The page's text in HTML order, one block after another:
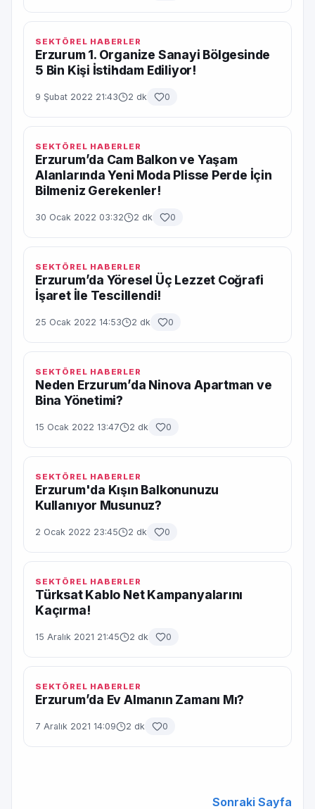
SEKTÖREL HABERLER
Erzurum 1. Organize Sanayi Bölgesinde
5 Bin Kişi İstihdam Ediliyor!
9 Şubat 2022 21:43 2 dk 0
SEKTÖREL HABERLER
Erzurum’da Cam Balkon ve Yaşam
Alanlarında Yeni Moda Plisse Perde İçin
Bilmeniz Gerekenler!
30 Ocak 2022 03:32 2 dk 0
SEKTÖREL HABERLER
Erzurum’da Yöresel Üç Lezzet Coğrafi
İşaret İle Tescillendi!
25 Ocak 2022 14:53 2 dk 0
SEKTÖREL HABERLER
Neden Erzurum’da Ninova Apartman ve
Bina Yönetimi?
15 Ocak 2022 13:47 2 dk 0
SEKTÖREL HABERLER
Erzurum'da Kışın Balkonunuzu
Kullanıyor Musunuz?
2 Ocak 2022 23:45 2 dk 0
SEKTÖREL HABERLER
Türksat Kablo Net Kampanyalarını
Kaçırma!
15 Aralık 2021 21:45 2 dk 0
SEKTÖREL HABERLER
Erzurum’da Ev Almanın Zamanı Mı?
7 Aralık 2021 14:09 2 dk 0
Sonraki Sayfa